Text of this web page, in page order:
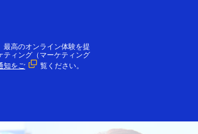
様 VISAができること
高のオンライン体験を提
ティング（マーケティング
知をご 覧ください。